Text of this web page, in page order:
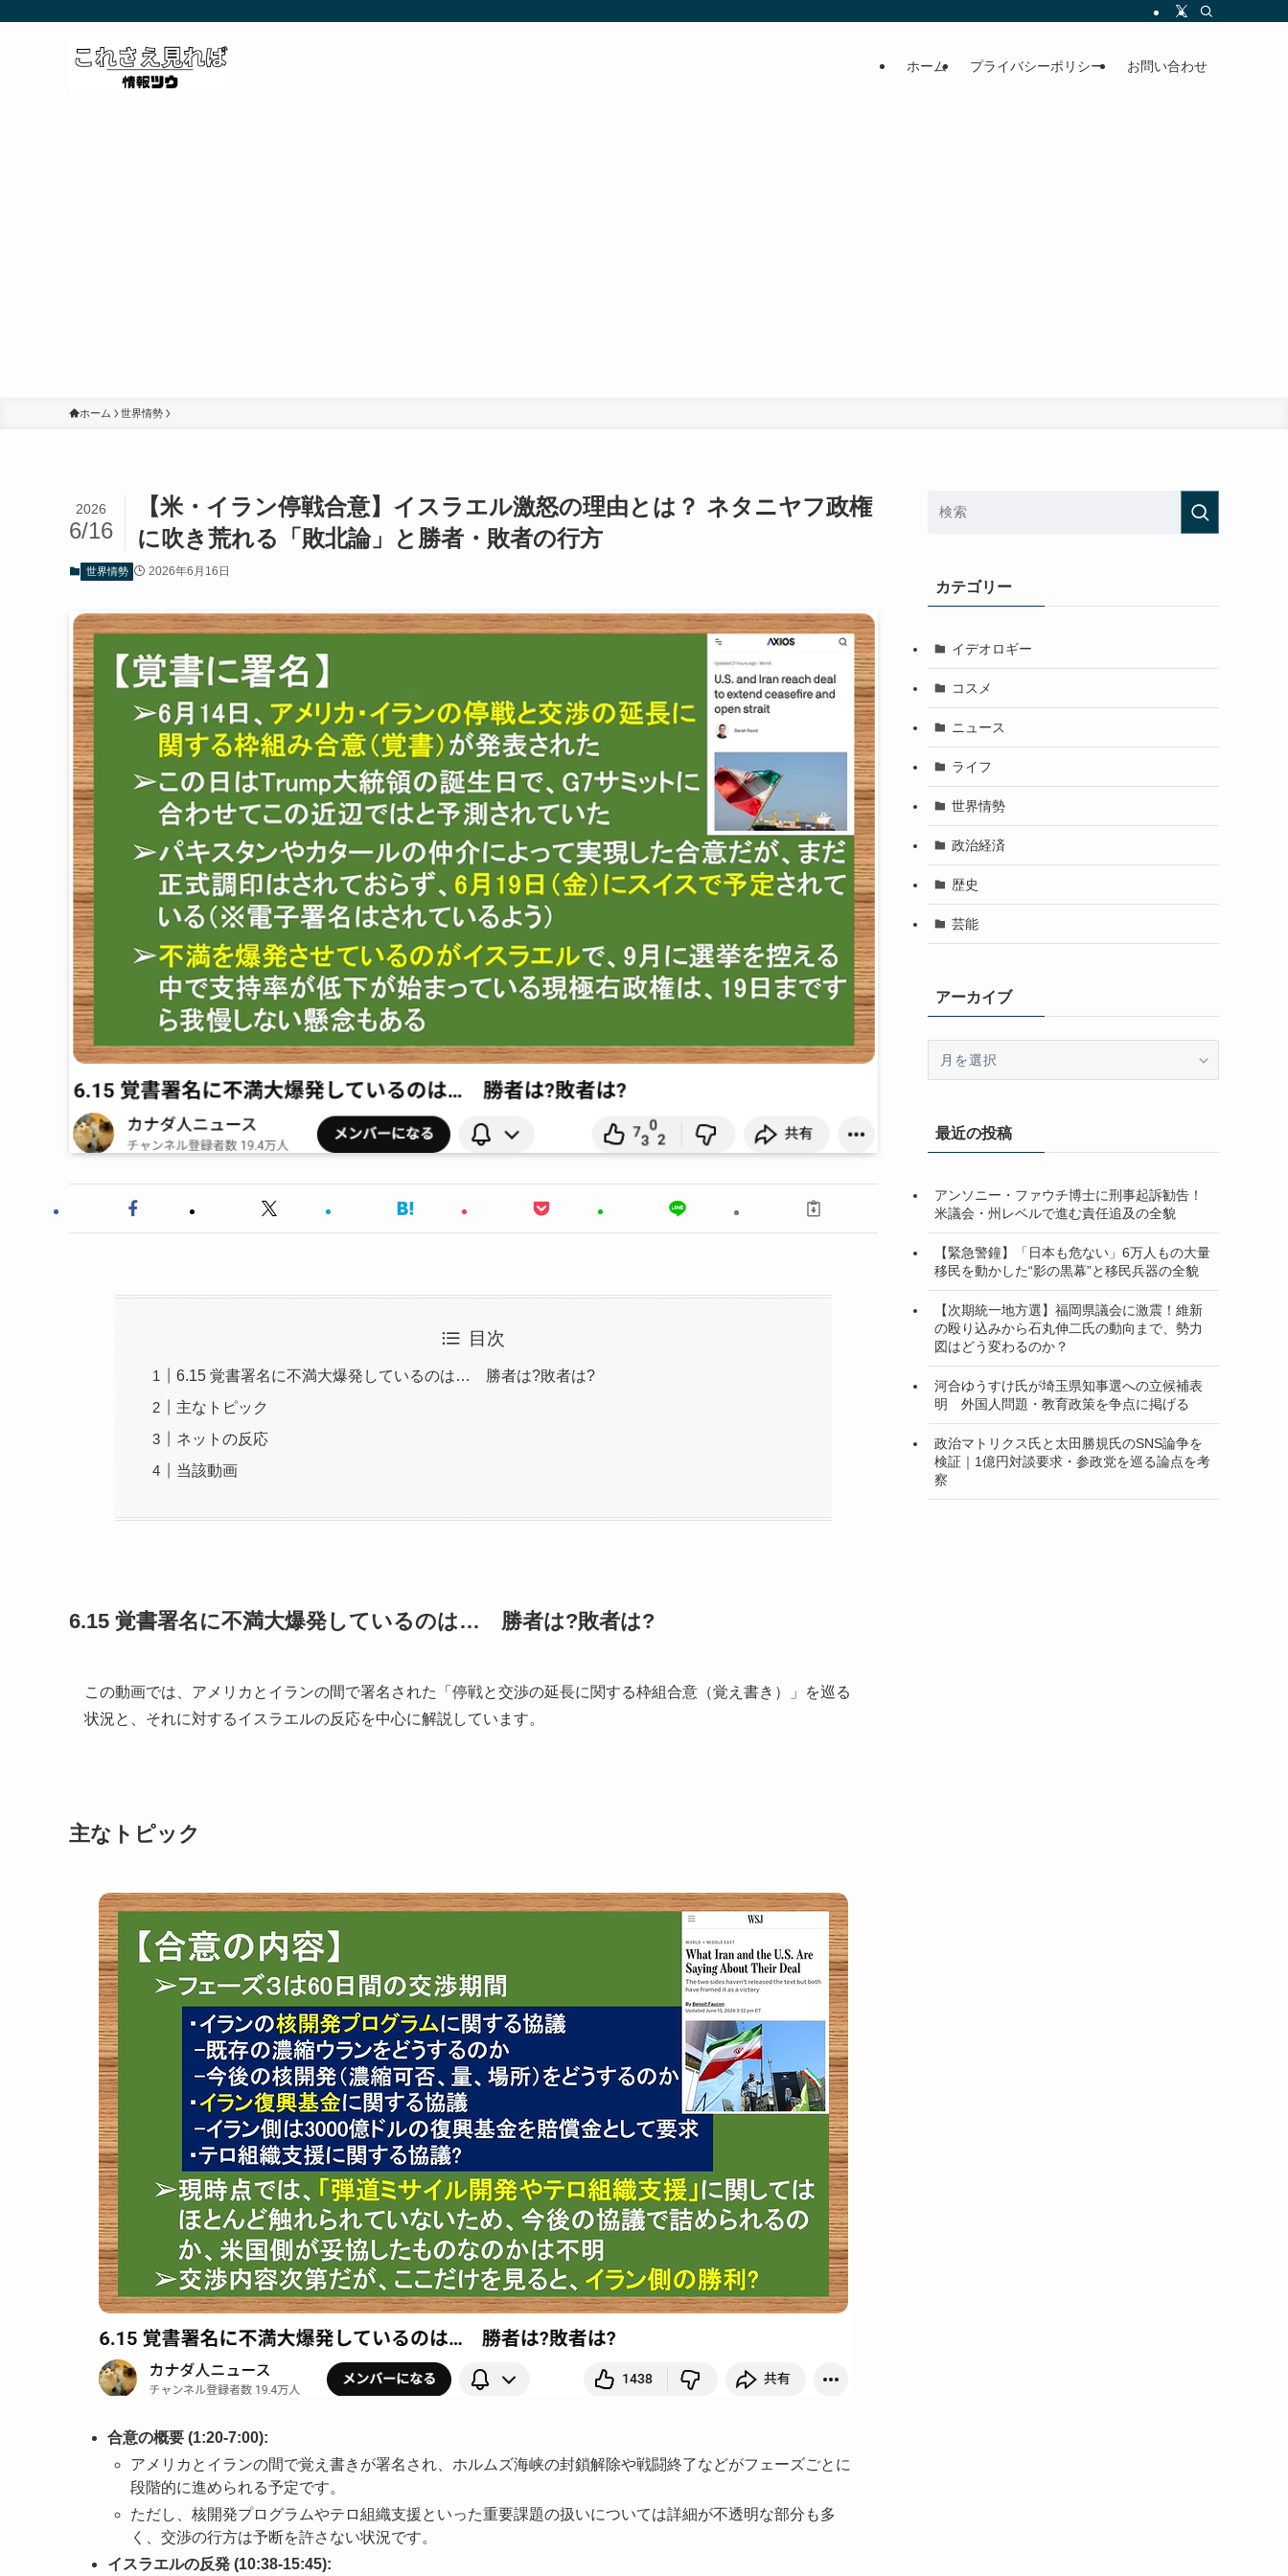
ホーム プライバシーポリシー お問い合わせ
ホーム 世界情勢
【米・イラン停戦合意】イスラエル激怒の理由とは？ ネタニヤフ政権
に吹き荒れる「敗北論」と勝者・敗者の行方
2026
6/16
世界情勢 2026年6月16日
目次
6.15 覚書署名に不満大爆発しているのは… 勝者は?敗者は?
主なトピック
ネットの反応
当該動画
6.15 覚書署名に不満大爆発しているのは… 勝者は?敗者は?
この動画では、アメリカとイランの間で署名された「停戦と交渉の延長に関する枠組合意（覚え書き）」を巡る
状況と、それに対するイスラエルの反応を中心に解説しています。
主なトピック
合意の概要 (1:20-7:00):
アメリカとイランの間で覚え書きが署名され、ホルムズ海峡の封鎖解除や戦闘終了などがフェーズごとに
段階的に進められる予定です。
ただし、核開発プログラムやテロ組織支援といった重要課題の扱いについては詳細が不透明な部分も多
く、交渉の行方は予断を許さない状況です。
イスラエルの反発 (10:38-15:45):
カテゴリー
イデオロギー
コスメ
ニュース
ライフ
世界情勢
政治経済
歴史
芸能
アーカイブ
ブ最近の投稿
アンソニー・ファウチ博士に刑事起訴勧告！
米議会・州レベルで進む責任追及の全貌
【緊急警鐘】「日本も危ない」6万人もの大量
移民を動かした“影の黒幕”と移民兵器の全貌
【次期統一地方選】福岡県議会に激震！維新
の殴り込みから石丸伸二氏の動向まで、勢力
図はどう変わるのか？
河合ゆうすけ氏が埼玉県知事選への立候補表
明 外国人問題・教育政策を争点に掲げる
政治マトリクス氏と太田勝規氏のSNS論争を
検証｜1億円対談要求・参政党を巡る論点を考
察